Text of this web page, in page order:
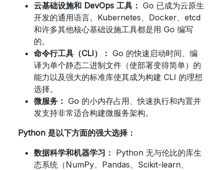
云基础设施和 DevOps 工具： Go 已成为云原生
开发的通用语言。Kubernetes、Docker、etcd
和许多其他核心基础设施工具都是用 Go 编写
的。
命令行工具（CLI）： Go 的快速启动时间、编
译为单个静态二进制文件（使部署变得简单）的
能力以及强大的标准库使其成为构建 CLI 的理想
选择。
微服务： Go 的小内存占用、快速执行和内置并
发支持非常适合构建微服务架构。
Python 是以下方面的强大选择：
数据科学和机器学习： Python 无与伦比的库生
态系统（NumPy、Pandas、Scikit-learn、